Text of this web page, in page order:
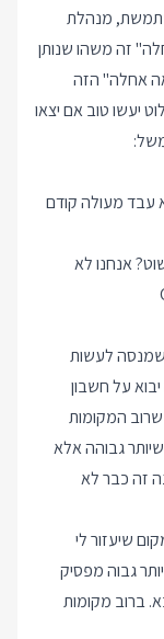
מנהלת
זה משהו שנותן
אחלה" הזה
יעשו טוב אם יצאו
עבד מעולה קודם
אנחנו לא
שמנסה לעשות
על חשבון
המקומות
גבוהה אלא
זה כבר לא
שיעזור לי
גבוה מפסיק
ברוב מקומות